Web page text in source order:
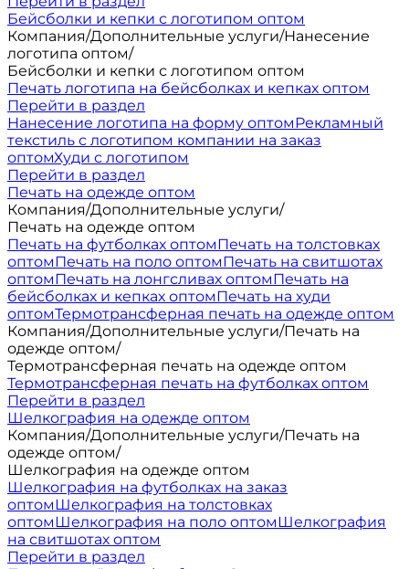
Бейсболки и кепки с логотипом оптом
Компания/Дополнительные услуги/Нанесение
логотипа оптом/
Бейсболки и кепки с логотипом оптом
Печать логотипа на бейсболках и кепках оптом
Перейти в раздел
Нанесение логотипа на форму оптомРекламный
текстиль с логотипом компании на заказ
оптомХуди с логотипом
Перейти в раздел
Печать на одежде оптом
Компания/Дополнительные услуги/
Печать на одежде оптом
Печать на футболках оптомПечать на толстовках
оптомПечать на поло оптомПечать на свитшотах
оптомПечать на лонгсливах оптомПечать на
бейсболках и кепках оптомПечать на худи
оптомТермотрансферная печать на одежде оптом
Компания/Дополнительные услуги/Печать на
одежде оптом/
Термотрансферная печать на одежде оптом
Термотрансферная печать на футболках оптом
Перейти в раздел
Шелкография на одежде оптом
Компания/Дополнительные услуги/Печать на
одежде оптом/
Шелкография на одежде оптом
Шелкография на футболках на заказ
оптомШелкография на толстовках
оптомШелкография на поло оптомШелкография
на свитшотах оптом
Перейти в раздел